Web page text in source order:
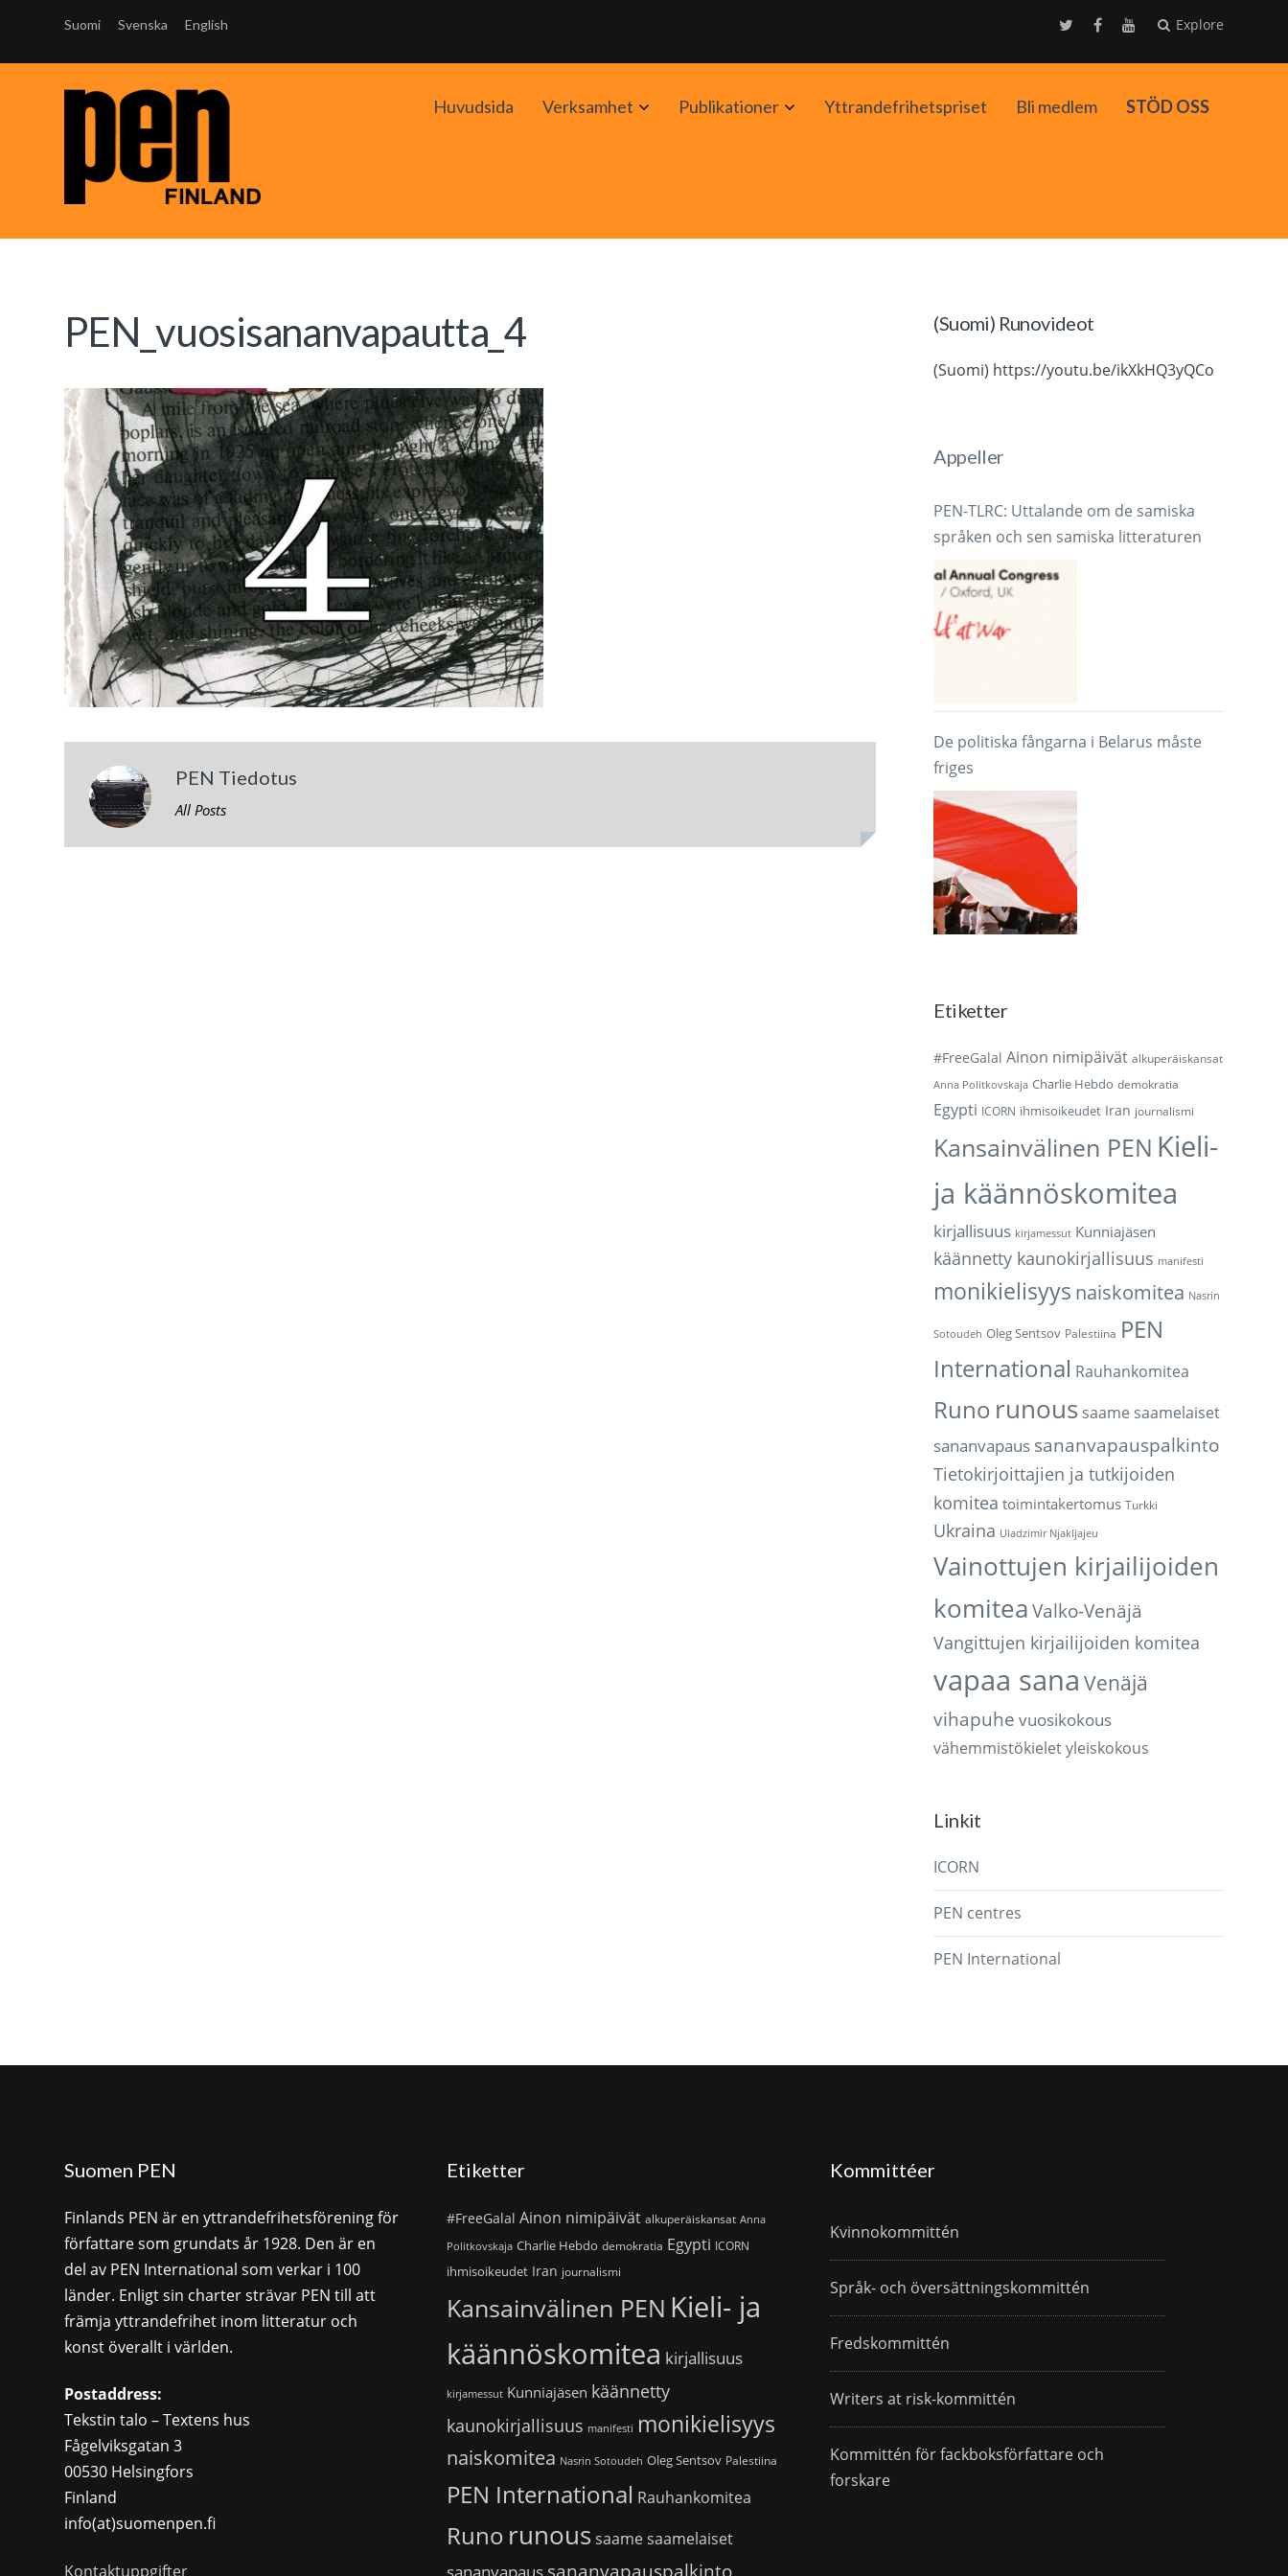
Suomi Svenska English Explore
Huvudsida Verksamhet AvaaPublikationer AvaaYttrandefrihetspriset Bli medlem STÖD OSS
PEN_vuosisananvapautta_4
PEN Tiedotus
All Posts
(Suomi) Runovideot
(Suomi) https://youtu.be/ikXkHQ3yQCo
Appeller
PEN-TLRC: Uttalande om de samiska
språken och sen samiska litteraturen
De politiska fångarna i Belarus måste
friges
Etiketter
#FreeGalal Ainon nimipäivät alkuperäiskansat
Anna Politkovskaja Charlie Hebdo demokratia
Egypti ICORN ihmisoikeudet Iran journalismi
Kansainvälinen PEN Kieli-
ja käännöskomitea
kirjallisuus kirjamessut Kunniajäsen
käännetty kaunokirjallisuus manifesti
monikielisyys naiskomitea Nasrin
Sotoudeh Oleg Sentsov Palestiina PEN
International Rauhankomitea
Runo runous saame saamelaiset
sananvapaus sananvapauspalkinto
Tietokirjoittajien ja tutkijoiden
komitea toimintakertomus Turkki
Ukraina Uladzimir Njakljajeu
Vainottujen kirjailijoiden
komitea Valko-Venäjä
Vangittujen kirjailijoiden komitea
vapaa sana Venäjä
vihapuhe vuosikokous
vähemmistökieletyleiskokous
Linkit
ICORN
PEN centres
PEN International
Suomen PEN
Finlands PEN är en yttrandefrihetsförening för
författare som grundats år 1928. Den är en
del av PEN International som verkar i 100
länder. Enligt sin charter strävar PEN till att
främja yttrandefrihet inom litteratur och
konst överallt i världen.
Postaddress:
Tekstin talo – Textens hus
Fågelviksgatan 3
00530 Helsingfors
Finland
info(at)suomenpen.fi
Kontaktuppgifter
Etiketter
#FreeGalal Ainon nimipäivät alkuperäiskansat Anna
Politkovskaja Charlie Hebdo demokratia Egypti ICORN
ihmisoikeudet Iran journalismi
Kansainvälinen PEN Kieli- ja
käännöskomitea kirjallisuus
kirjamessut Kunniajäsen käännetty
kaunokirjallisuus manifesti monikielisyys
naiskomitea Nasrin Sotoudeh Oleg Sentsov Palestiina
PEN International Rauhankomitea
Runo runoussaamesaamelaiset
sananvapaus sananvapauspalkinto
Kommittéer
Kvinnokommittén
Språk- och översättningskommittén
Fredskommittén
Writers at risk-kommittén
Kommittén för fackboksförfattare och
forskare